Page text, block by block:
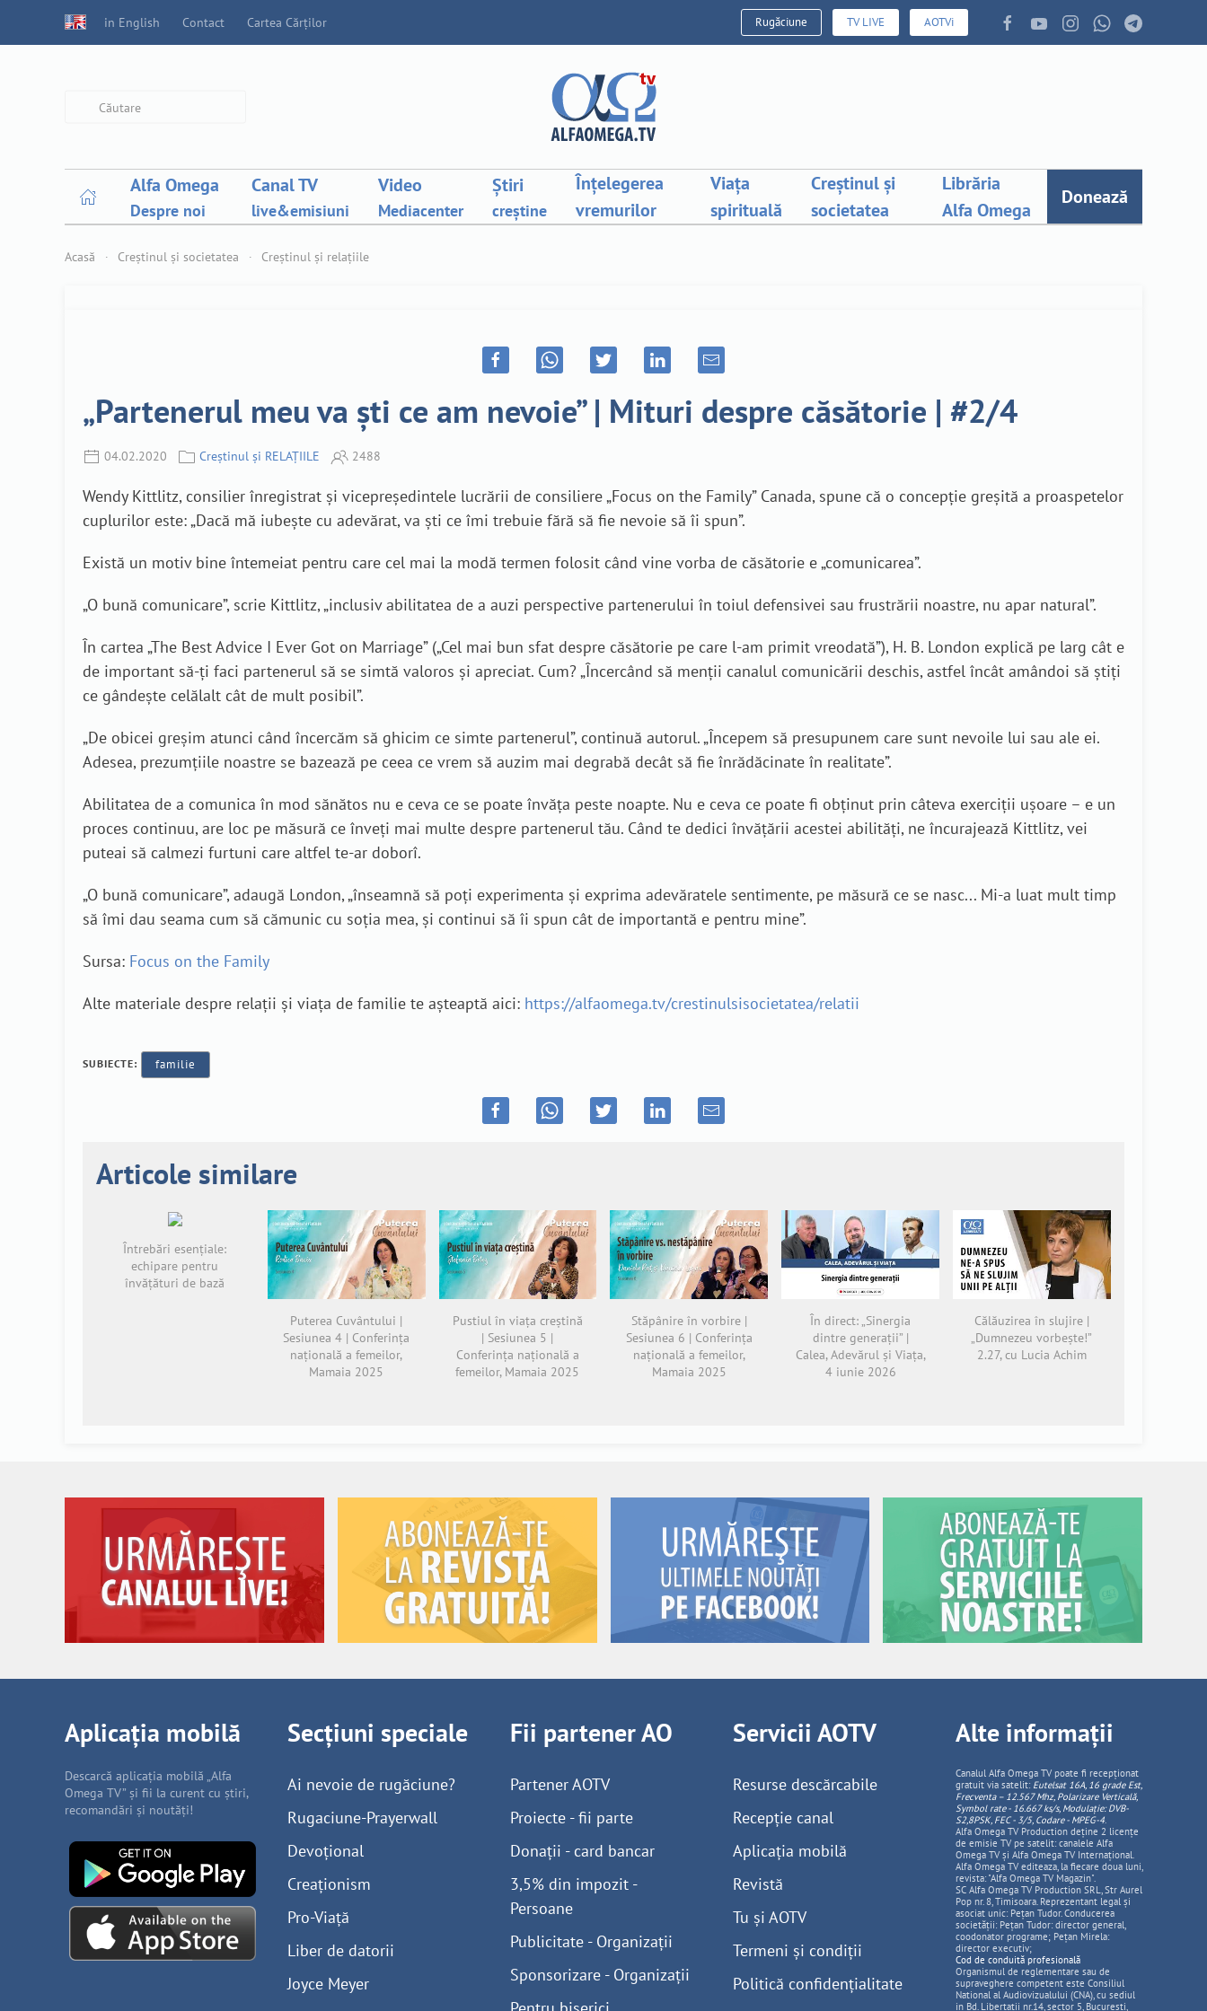
in English Contact Cartea Cărților Rugăciune TV LIVE AOTVi
Alfa Omega
Despre noi
Canal TV
live&emisiuni
Video
Mediacenter
Știri
creștine
Înțelegerea
vremurilor
Viața
spirituală
Creștinul și
societatea
Librăria
Alfa Omega
Donează
Acasă Creștinul și societatea Creștinul și relațiile
„Partenerul meu va ști ce am nevoie” | Mituri despre căsătorie | #2/4
04.02.2020 Creștinul și RELAȚIILE 2488
Wendy Kittlitz, consilier înregistrat și vicepreședintele lucrării de consiliere „Focus on the Family” Canada, spune că o concepție greșită a proaspetelor
cuplurilor este: „Dacă mă iubește cu adevărat, va ști ce îmi trebuie fără să fie nevoie să îi spun”.
Există un motiv bine întemeiat pentru care cel mai la modă termen folosit când vine vorba de căsătorie e „comunicarea”.
„O bună comunicare”, scrie Kittlitz, „inclusiv abilitatea de a auzi perspective partenerului în toiul defensivei sau frustrării noastre, nu apar natural”.
În cartea „The Best Advice I Ever Got on Marriage” („Cel mai bun sfat despre căsătorie pe care l-am primit vreodată”), H. B. London explică pe larg cât e
de important să-ți faci partenerul să se simtă valoros și apreciat. Cum? „Încercând să menții canalul comunicării deschis, astfel încât amândoi să știți
ce gândește celălalt cât de mult posibil”.
„De obicei greșim atunci când încercăm să ghicim ce simte partenerul”, continuă autorul. „Începem să presupunem care sunt nevoile lui sau ale ei.
Adesea, prezumțiile noastre se bazează pe ceea ce vrem să auzim mai degrabă decât să fie înrădăcinate în realitate”.
Abilitatea de a comunica în mod sănătos nu e ceva ce se poate învăța peste noapte. Nu e ceva ce poate fi obținut prin câteva exerciții ușoare – e un
proces continuu, are loc pe măsură ce înveți mai multe despre partenerul tău. Când te dedici învățării acestei abilități, ne încurajează Kittlitz, vei
puteai să calmezi furtuni care altfel te-ar doborî.
„O bună comunicare”, adaugă London, „înseamnă să poți experimenta și exprima adevăratele sentimente, pe măsură ce se nasc... Mi-a luat mult timp
să îmi dau seama cum să cămunic cu soția mea, și continui să îi spun cât de importantă e pentru mine”.
Sursa: Focus on the Family
Alte materiale despre relații și viața de familie te așteaptă aici: https://alfaomega.tv/crestinulsisocietatea/relatii
SUBIECTE: familie
Articole similare
Întrebări esențiale:
echipare pentru
învățături de bază
Puterea Cuvântului |
Sesiunea 4 | Conferința
națională a femeilor,
Mamaia 2025
Pustiul în viața creștină
| Sesiunea 5 |
Conferința națională a
femeilor, Mamaia 2025
Stăpânire în vorbire |
Sesiunea 6 | Conferința
națională a femeilor,
Mamaia 2025
În direct: „Sinergia
dintre generații” |
Calea, Adevărul și Viața,
4 iunie 2026
Călăuzirea în slujire |
„Dumnezeu vorbește!”
2.27, cu Lucia Achim
Aplicația mobilă
Descarcă aplicația mobilă „Alfa
Omega TV” și fii la curent cu știri,
recomandări și noutăți!
Secțiuni speciale
Ai nevoie de rugăciune?
Rugaciune-Prayerwall
Devoțional
Creaționism
Pro-Viață
Liber de datorii
Joyce Meyer
Fii partener AO
Partener AOTV
Proiecte - fii parte
Donații - card bancar
3,5% din impozit -
Persoane
Publicitate - Organizații
Sponsorizare - Organizații
Servicii AOTV
Resurse descărcabile
Recepție canal
Aplicația mobilă
Revistă
Tu și AOTV
Termeni și condiții
Politică confidențialitate
Alte informații
Canalul Alfa Omega TV poate fi recepționat
gratuit via satelit: Eutelsat 16A, 16 grade Est,
Frecventa – 12.567 Mhz, PolarizareVerticală,
Symbol rate - 16.667 ks/s, Modulație: DVB-
S2,8PSK, FEC - 3/5, Codare - MPEG-4.
Alfa Omega TV Production deține 2 licențe
de emisie TV pe satelit: canalele Alfa
Omega TV și Alfa Omega TV Internațional.
Alfa Omega TV editeaza, la fiecare doua luni,
revista: "Alfa Omega TV Magazin".
SC Alfa Omega TV Production SRL, Str Aurel
Pop nr. 8, Timisoara. Reprezentant legal și
asociat unic: Pețan Tudor. Conducerea
societății: Pețan Tudor: director general,
coodonator programe; Pețan Mirela:
director executiv;
Cod de conduită profesională
Organismul de reglementare sau de
supraveghere competent este Consiliul
National al Audiovizualului (CNA), cu sediul
in Bd. Libertatii nr.14, sector 5, Bucuresti,